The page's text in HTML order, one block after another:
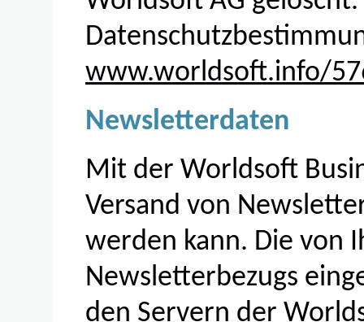
www.worldsoft.info/
Newsletterdaten
Mit der Worldsoft
Versand von
werden kann. Die von
Newsletterbezugs
den Servern der